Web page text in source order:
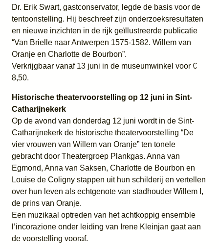
Dr. Erik Swart, gastconservator, legde de basis voor de
tentoonstelling. Hij beschreef zijn onderzoeksresultaten
en nieuwe inzichten in de rijk geïllustreerde publicatie
“Van Brielle naar Antwerpen 1575-1582. Willem van
Oranje en Charlotte de Bourbon”.
Verkrijgbaar vanaf 13 juni in de museumwinkel voor €
8,50.
Historische theatervoorstelling op 12 juni in Sint-
Catharijnekerk
Op de avond van donderdag 12 juni wordt in de Sint-
Catharijnekerk de historische theatervoorstelling “De
vier vrouwen van Willem van Oranje” ten tonele
gebracht door Theatergroep Plankgas. Anna van
Egmond, Anna van Saksen, Charlotte de Bourbon en
Louise de Coligny stappen uit hun schilderij en vertellen
over hun leven als echtgenote van stadhouder Willem I,
de prins van Oranje.
Een muzikaal optreden van het achtkoppig ensemble
l’incorazione onder leiding van Irene Kleinjan gaat aan
de voorstelling vooraf.